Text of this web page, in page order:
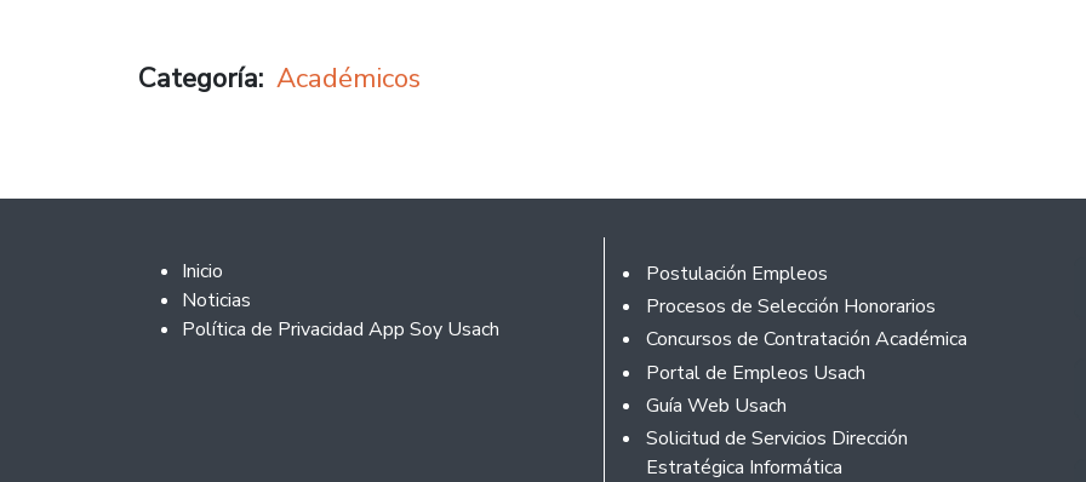
Categoría Académicos
Footer 2
Inicio
Noticias
Política de Privacidad App Soy Usach
Rodapé
Postulación Empleos
Procesos de Selección Honorarios
Concursos de Contratación Académica
Portal de Empleos Usach
Guía Web Usach
Solicitud de Servicios Dirección
Estratégica Informática